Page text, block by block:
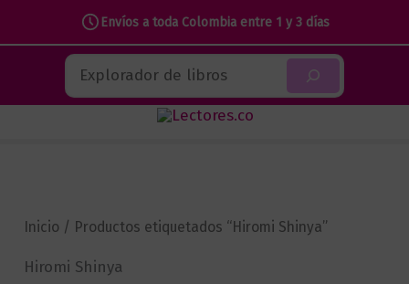
Envíos a toda Colombia entre 1 y 3 días
contenido
Buscar
Inicio / Productos etiquetados “Hiromi Shinya”
Hiromi Shinya